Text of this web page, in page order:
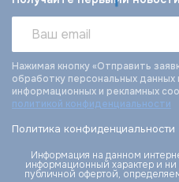
Нажимая кнопку «Отправить
обработку персональных данных
информационных и рекламных
политикой конфиденциальности
Политика конфиденциальности
Информация на данном
информационный характер и ни
публичной офертой,